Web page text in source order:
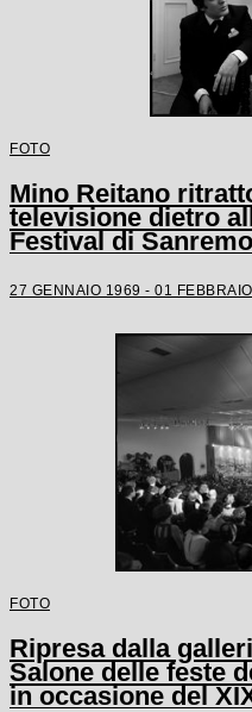
FOTO
Mino Reitano
televisione dietro
Festival di Sanremo
27 GENNAIO 1969 - 01
FOTO
Ripresa dalla
Salone delle feste
in occasione del